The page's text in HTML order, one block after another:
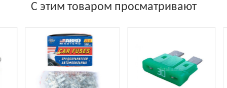
С этим товаром просматривают